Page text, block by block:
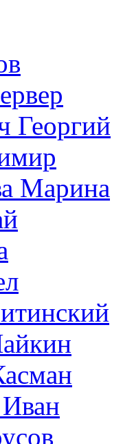
Георгий
Марина